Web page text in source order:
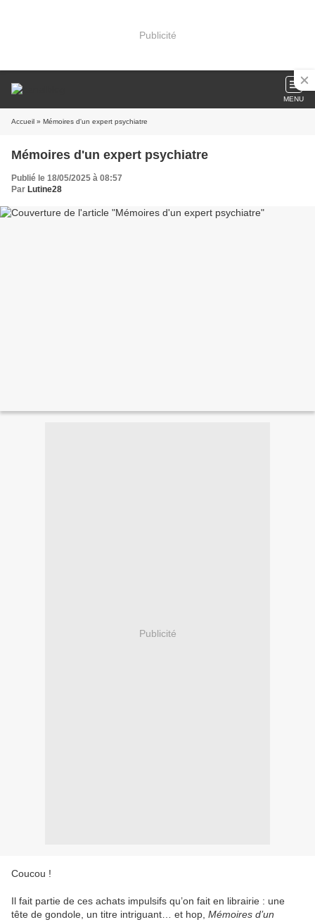
Publicité
MENU
Accueil » Mémoires d'un expert psychiatre
Mémoires d'un expert psychiatre
Publié le 18/05/2025 à 08:57
Par Lutine28
Publicité
Coucou !
Il fait partie de ces achats impulsifs qu’on fait en librairie : une
tête de gondole, un titre intriguant… et hop, Mémoires d’un